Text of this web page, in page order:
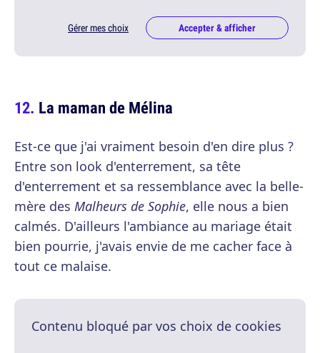
Gérer mes choix Accepter & afficher
La maman de Mélina
Est-ce que j'ai vraiment besoin d'en dire plus ?
Entre son look d'enterrement, sa tête
d'enterrement et sa ressemblance avec la belle-
mère des Malheurs de Sophie, elle nous a bien
calmés. D'ailleurs l'ambiance au mariage était
bien pourrie, j'avais envie de me cacher face à
tout ce malaise.
Contenu bloqué par vos choix de cookies